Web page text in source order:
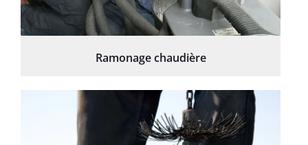
Ramonage chaudière